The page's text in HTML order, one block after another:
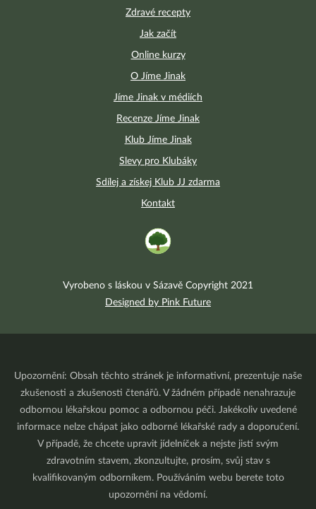
Zdravé recepty
Jak začít
Online kurzy
O Jíme Jinak
Jíme Jinak v médiích
Recenze Jíme Jinak
Klub Jíme Jinak
Slevy pro Klubáky
Sdílej a získej Klub JJ zdarma
Kontakt
Vyrobeno s láskou v Sázavě Copyright 2021
Designed by Pink Future
Upozornění: Obsah těchto stránek je informativní, prezentuje naše
zkušenosti a zkušenosti čtenářů. V žádném případě nenahrazuje
odbornou lékařskou pomoc a odbornou péči. Jakékoliv uvedené
informace nelze chápat jako odborné lékařské rady a doporučení.
V případě, že chcete upravit jídelníček a nejste jistí svým
zdravotním stavem, zkonzultujte, prosím, svůj stav s
kvalifikovaným odborníkem. Používáním webu berete toto
upozornění na vědomí.